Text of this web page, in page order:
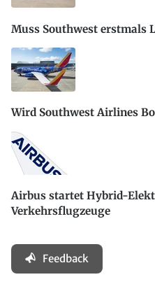
Muss Southwest erstmals
Wird Southwest Airlines
Airbus startet Hybrid-
Verkehrsflugzeuge
Feedback